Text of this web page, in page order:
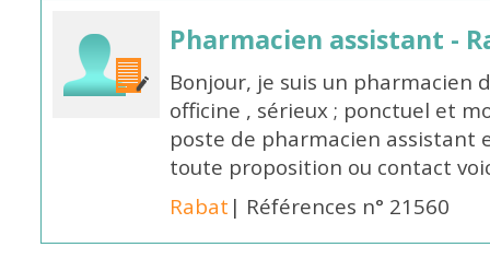
Pharmacien assistant -
Bonjour, je suis un pharmacien
officine , sérieux ; ponctuel et
poste de pharmacien
toute proposition ou contact
Rabat | Références n° 21560